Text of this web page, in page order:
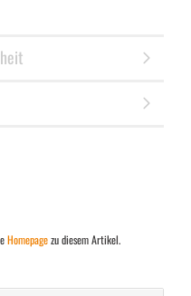
Homepagezu diesem Artikel.